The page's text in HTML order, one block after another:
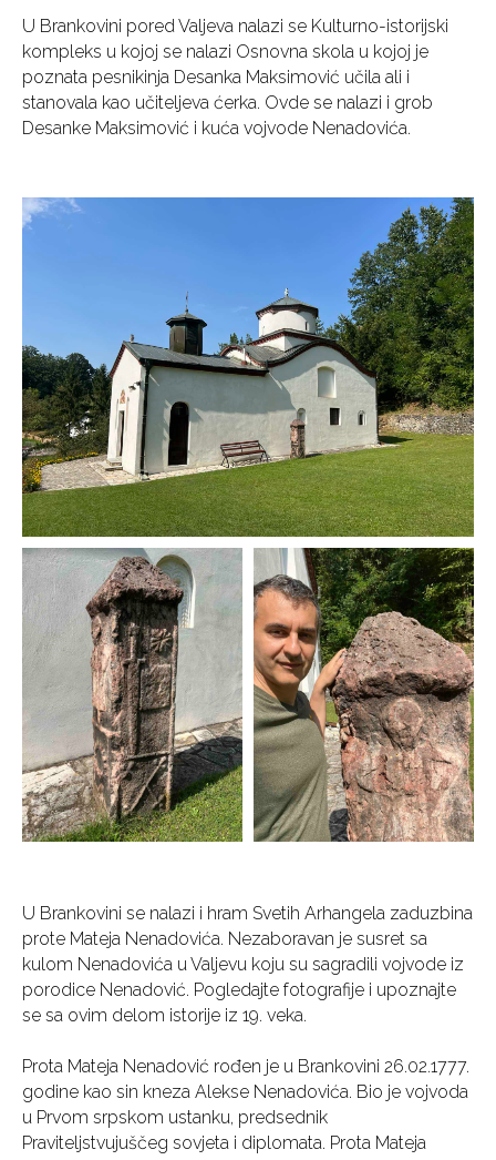
U Brankovini pored Valjeva nalazi se Kulturno-istorijski
kompleks u kojoj se nalazi Osnovna skola u kojoj je
poznata pesnikinja Desanka Maksimović učila ali i
stanovala kao učiteljeva ćerka. Ovde se nalazi i grob
Desanke Maksimović i kuća vojvode Nenadovića.
U Brankovini se nalazi i hram Svetih Arhangela zaduzbina
prote Mateja Nenadovića. Nezaboravan je susret sa
kulom Nenadovića u Valjevu koju su sagradili vojvode iz
porodice Nenadović. Pogledajte fotografije i upoznajte
se sa ovim delom istorije iz 19. veka.
Prota Mateja Nenadović rođen je u Brankovini 26.02.1777.
godine kao sin kneza Alekse Nenadovića. Bio je vojvoda
u Prvom srpskom ustanku, predsednik
Praviteljstvujuščeg sovjeta i diplomata. Prota Mateja